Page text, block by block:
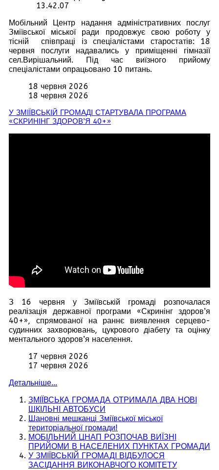
Мобільний Центр надання адміністративних послуг
Зміївської міської ради продовжує свою роботу у
тісній співпраці із спеціалістами старостатів: 18
червня послуги надавались у приміщенні гімназії
сел.Вирішальний. Під час виїзного прийому
спеціалістами опрацьовано 10 питань.
18 червня 2026
18 червня 2026
У ЗМІЇВСЬКІЙ ГРОМАДІ СТАРТУВАЛА ПРОГРАМА
«СКРИНІНГ ЗДОРОВ’Я 40+»
З 16 червня у Зміївській громаді розпочалася
реалізація державної програми «Скринінг здоров’я
40+», спрямованої на раннє виявлення серцево-
судинних захворювань, цукрового діабету та оцінку
ментального здоров’я населення.
17 червня 2026
17 червня 2026
Детальніше...
ЗМІЇВСЬКА ГРОМАДА ОТРИМАЛА ДВА НОВІ
ШКІЛЬНІ АВТОБУСИ
Шановні мешканці Зміївської міської
територіальної громади!
МОБІЛЬНИЙ ЦНАП РОЗПОЧАВ ВИЇЗНІ
ПРИЙОМИ В НАСЕЛЕНИХ ПУНКТАХ ГРОМАДИ
У ЗМІЇВСЬКІЙ ГРОМАДІ ВІДБУЛОСЯ
ЗАСІДАННЯ ВИКОНАВЧОГО КОМІТЕТУ